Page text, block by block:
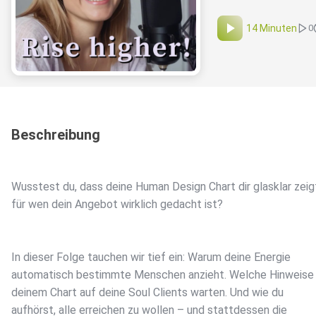
14 Minuten 0
Beschreibung
Wusstest du, dass deine Human Design Chart dir glasklar
für wen dein Angebot wirklich gedacht ist?
In dieser Folge tauchen wir tief ein: Warum deine Energie
automatisch bestimmte Menschen anzieht. Welche Hinweise
deinem Chart auf deine Soul Clients warten. Und wie du
aufhörst, alle erreichen zu wollen – und stattdessen die